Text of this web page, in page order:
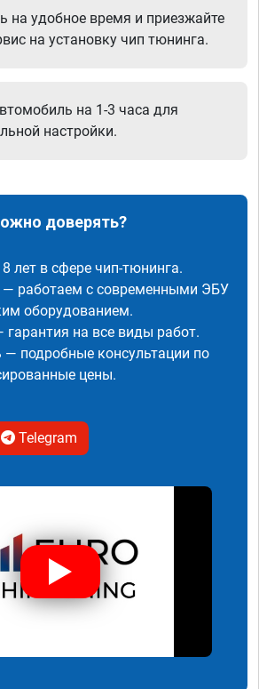
на удобное время и приезжайте
на установку чип тюнинга.
на 1-3 часа для
настройки.
доверять?
лет в сфере чип-тюнинга.
— работаем с современными ЭБУ
оборудованием.
на все виды работ.
— подробные консультации по
цены.
Telegram